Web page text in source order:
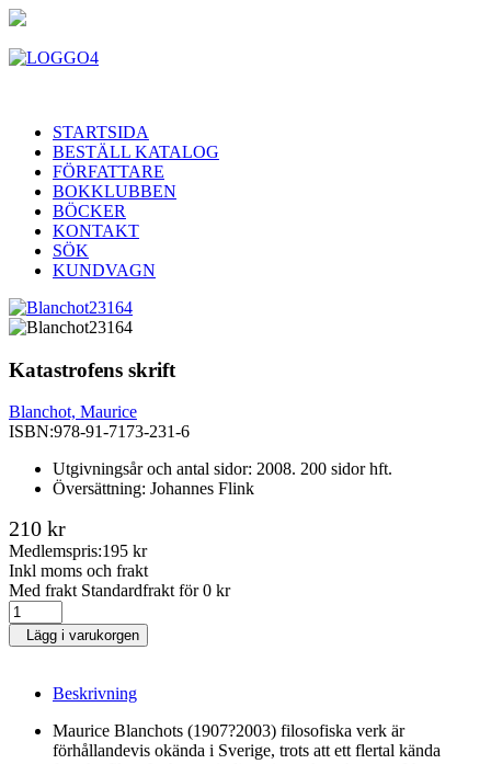
STARTSIDA
BESTÄLL KATALOG
FÖRFATTARE
BOKKLUBBEN
BÖCKER
KONTAKT
SÖK
KUNDVAGN
Katastrofens skrift
Blanchot, Maurice
ISBN:978-91-7173-231-6
Utgivningsår och antal sidor: 2008. 200 sidor hft.
Översättning: Johannes Flink
210 kr
Medlemspris:195 kr
Inkl moms och frakt
Med frakt Standardfrakt för 0 kr
Lägg i varukorgen
Beskrivning
Maurice Blanchots (1907?2003) filosofiska verk är
förhållandevis okända i Sverige, trots att ett flertal kända